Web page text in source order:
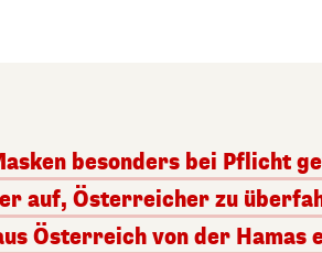
besonders bei Pflicht
auf, Österreicher zu
Österreich von der Hamas